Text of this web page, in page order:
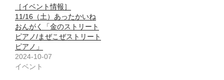
［イベント情報］
11/16（土）あったかいね
おんがく「金のストリート
ピアノ/まぜこぜストリート
ピアノ」
2024-10-07
イベント